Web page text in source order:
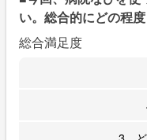
い。総合的にどの程
総合満足度